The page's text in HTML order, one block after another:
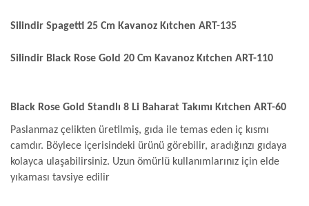
Silindir Spagetti 25 Cm Kavanoz Kıtchen ART-135
Silindir Black Rose Gold 20 Cm Kavanoz Kıtchen ART-110
Black Rose Gold Standlı 8 Li Baharat Takımı Kıtchen ART-60
Paslanmaz çelikten üretilmiş, gıda ile temas eden iç kısmı
camdır. Böylece içerisindeki ürünü görebilir, aradığınzı gıdaya
kolayca ulaşabilirsiniz. Uzun ömürlü kullanımlarınız için elde
yıkaması tavsiye edilir